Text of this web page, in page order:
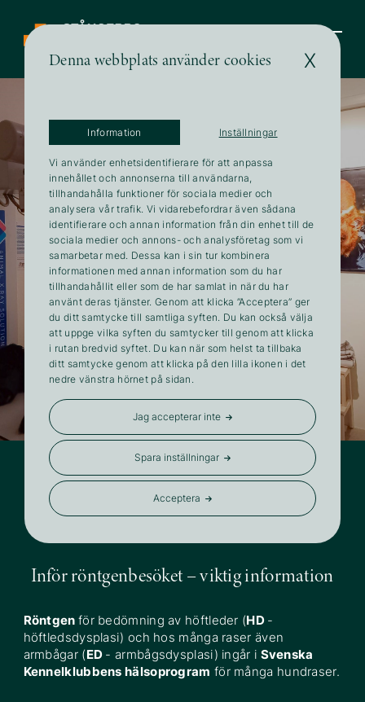
Vad vi kan hjälpa dig med
013-17 17 33
Höftledsröntgen
LÄS IGENOM ALLA PUNKTER PÅ DENNA SIDA
Inför röntgenbesöket – viktig information
Röntgenför bedömning av höftleder (HD-
höftledsdysplasi) och hos många raser även
armbågar (ED- armbågsdysplasi) ingår i Svenska
Kennelklubbens hälsoprogram för många hundraser.
X
Denna webbplats använder cookies
Information Inställningar
Vi använder enhetsidentifierare för att anpassa
innehållet och annonserna till användarna,
tillhandahålla funktioner för sociala medier och
analysera vår trafik. Vi vidarebefordrar även sådana
identifierare och annan information från din enhet till de
sociala medier och annons- och analysföretag som vi
samarbetar med. Dessa kan i sin tur kombinera
informationen med annan information som du har
tillhandahållit eller som de har samlat in när du har
använt deras tjänster. Genom att klicka ”Acceptera” ger
du ditt samtycke till samtliga syften. Du kan också välja
att uppge vilka syften du samtycker till genom att klicka
i rutan bredvid syftet. Du kan när som helst ta tillbaka
ditt samtycke genom att klicka på den lilla ikonen i det
nedre vänstra hörnet på sidan.
Jag accepterar inte
Spara inställningar
Acceptera